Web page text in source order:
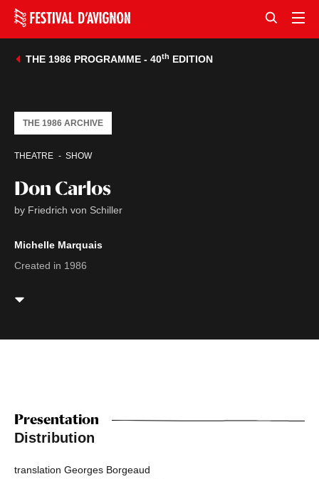
THE 1986 PROGRAMME - 40th EDITION
Don Carlos
by Friedrich von Schiller
THEATRE SHOW
THE 1986 ARCHIVE
Michelle Marquais
Created in 1986
Presentation
Distribution
translation Georges Borgeaud